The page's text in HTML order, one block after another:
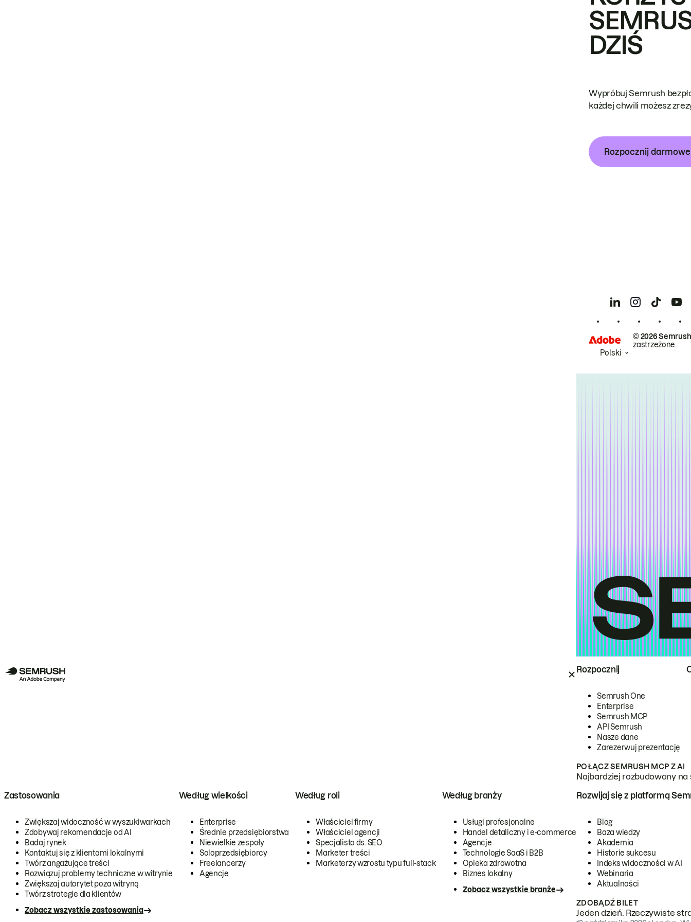
Rozpocznij
Semrush One
Enterprise
Semrush MCP
API Semrush
Nasze dane
Zarezerwuj prezentację
POŁĄCZ SEMRUSH MCP Z AI
Najbardziej rozbudowany
Zastosowania
Zwiększaj widoczność w wyszukiwarkach
Zdobywaj rekomendacje od AI
Badaj rynek
Kontaktuj się z klientami lokalnymi
Twórz angażujące treści
Rozwiązuj problemy techniczne w witrynie
Zwiększaj autorytet poza witryną
Twórz strategie dla klientów
Zobacz wszystkie zastosowania
Według wielkości
Enterprise
Średnie przedsiębiorstwa
Niewielkie zespoły
Soloprzedsiębiorcy
Freelancerzy
Agencje
Według roli
Właściciel firmy
Właściciel agencji
Specjalista ds. SEO
Marketer treści
Marketerzy wzrostu typu full-stack
Według branży
Usługi profesjonalne
Handel detaliczny i e-commerce
Agencje
Technologie SaaS i B2B
Opieka zdrowotna
Biznes lokalny
Zobacz wszystkie branże
Rozwijaj się z platformą
Blog
Baza wiedzy
Akademia
Historie sukcesu
Indeks widoczności w AI
Webinaria
Aktualności
ZDOBĄDŹ BILET
Jeden dzień. Rzeczywiste
DZIŚ
Wypróbuj Semrush
każdej chwili możesz
Rozpocznij
© 2026
zastrzeżone.
Polski